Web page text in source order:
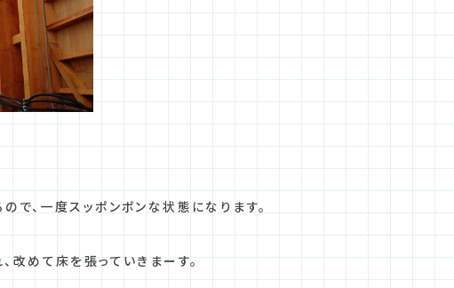
で、一度スッポンポンな状態になります。
改めて床を張っていきまーす。